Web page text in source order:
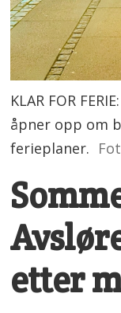
KLAR FOR
åpner opp om
ferieplaner.
etter